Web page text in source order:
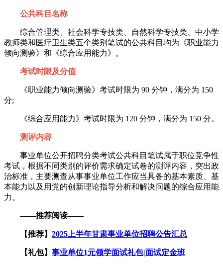
公共科目名称
综合管理类、社会科学专技类、自然科学专技类、中小学
教师类和医疗卫生类五个类别笔试的公共科目均为《职业能力
倾向测验》和《综合应用能力》。
考试时限及分值
《职业能力倾向测验》考试时限为 90 分钟，满分为 150
分;
《综合应用能力》考试时限为 120 分钟，满分为 150 分。
测评内容
事业单位公开招聘分类考试公共科目笔试属于职位竞争性
考试，根据不同类别的评价需求确定试卷的测评内容，突出政
治标准，主要测查从事事业单位工作应当具备的基本素质、基
本能力以及用党的创新理论指导分析和解决问题的综合应用能
力。
——推荐阅读——
【推荐】 2025上半年甘肃事业单位招聘公告汇总
【礼包】 事业单位1元领学面试礼包|面试定金班